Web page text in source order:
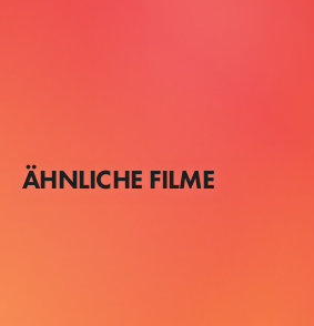
ÄHNLICHE FILME